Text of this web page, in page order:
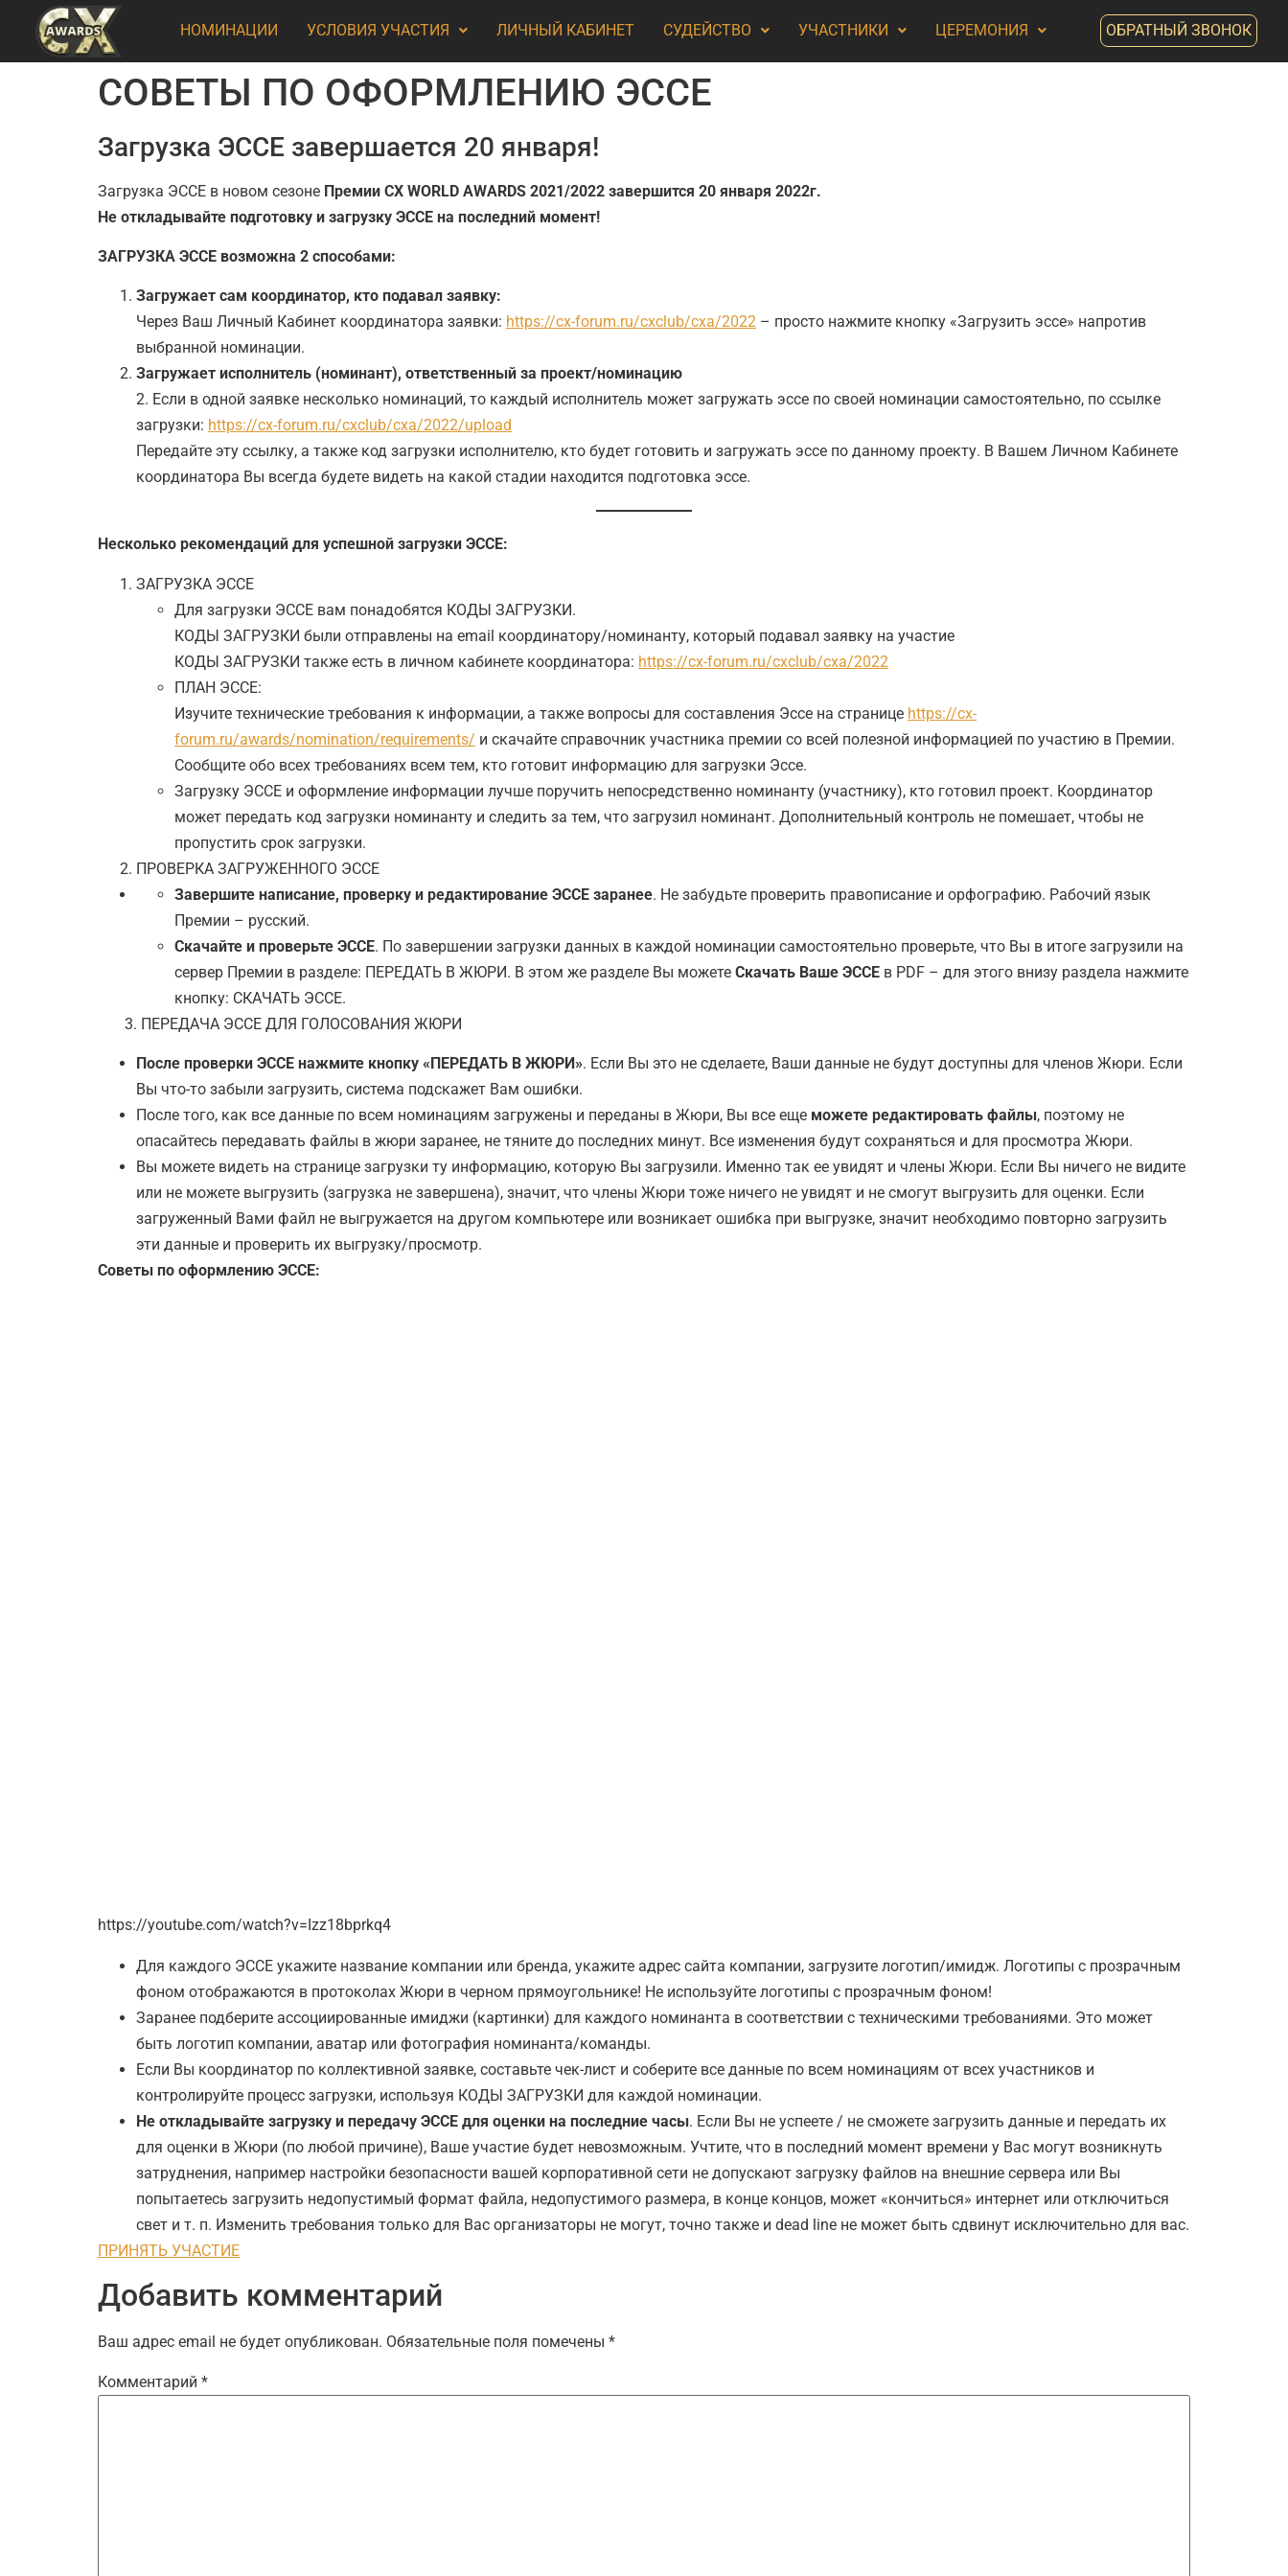
НОМИНАЦИИ УСЛОВИЯ УЧАСТИЯ ЛИЧНЫЙ КАБИНЕТ СУДЕЙСТВО УЧАСТНИКИ ЦЕРЕМОНИЯ ОБРАТНЫЙ ЗВОНОК
СОВЕТЫ ПО ОФОРМЛЕНИЮ ЭССЕ
Загрузка ЭССЕ завершается 20 января!
Загрузка ЭССЕ в новом сезоне Премии CX WORLD AWARDS 2021/2022 завершится 20 января 2022г.
Не откладывайте подготовку и загрузку ЭССЕ на последний момент!
ЗАГРУЗКА ЭССЕ возможна 2 способами:
Загружает сам координатор, кто подавал заявку:
Через Ваш Личный Кабинет координатора заявки: https://cx-forum.ru/cxclub/cxa/2022 – просто нажмите кнопку «Загрузить эссе» напротив
выбранной номинации.
Загружает исполнитель (номинант), ответственный за проект/номинацию
2. Если в одной заявке несколько номинаций, то каждый исполнитель может загружать эссе по своей номинации самостоятельно, по ссылке
загрузки: https://cx-forum.ru/cxclub/cxa/2022/upload
Передайте эту ссылку, а также код загрузки исполнителю, кто будет готовить и загружать эссе по данному проекту. В Вашем Личном Кабинете
координатора Вы всегда будете видеть на какой стадии находится подготовка эссе.
Несколько рекомендаций для успешной загрузки ЭССЕ:
ЗАГРУЗКА ЭССЕ
Для загрузки ЭССЕ вам понадобятся КОДЫ ЗАГРУЗКИ.
КОДЫ ЗАГРУЗКИ были отправлены на email координатору/номинанту, который подавал заявку на участие
КОДЫ ЗАГРУЗКИ также есть в личном кабинете координатора: https://cx-forum.ru/cxclub/cxa/2022
ПЛАН ЭССЕ:
Изучите технические требования к информации, а также вопросы для составления Эссе на странице https://cx-
forum.ru/awards/nomination/requirements/ и скачайте справочник участника премии со всей полезной информацией по участию в Премии.
Сообщите обо всех требованиях всем тем, кто готовит информацию для загрузки Эссе.
Загрузку ЭССЕ и оформление информации лучше поручить непосредственно номинанту (участнику), кто готовил проект. Координатор
может передать код загрузки номинанту и следить за тем, что загрузил номинант. Дополнительный контроль не помешает, чтобы не
пропустить срок загрузки.
ПРОВЕРКА ЗАГРУЖЕННОГО ЭССЕ
Завершите написание, проверку и редактирование ЭССЕ заранее. Не забудьте проверить правописание и орфографию. Рабочий язык
Премии – русский.
Скачайте и проверьте ЭССЕ. По завершении загрузки данных в каждой номинации самостоятельно проверьте, что Вы в итоге загрузили на
сервер Премии в разделе: ПЕРЕДАТЬ В ЖЮРИ. В этом же разделе Вы можете Скачать Ваше ЭССЕ в PDF – для этого внизу раздела нажмите
кнопку: СКАЧАТЬ ЭССЕ.
3. ПЕРЕДАЧА ЭССЕ ДЛЯ ГОЛОСОВАНИЯ ЖЮРИ
После проверки ЭССЕ нажмите кнопку «ПЕРЕДАТЬ В ЖЮРИ». Если Вы это не сделаете, Ваши данные не будут доступны для членов Жюри. Если
Вы что-то забыли загрузить, система подскажет Вам ошибки.
После того, как все данные по всем номинациям загружены и переданы в Жюри, Вы все еще можете редактировать файлы, поэтому не
опасайтесь передавать файлы в жюри заранее, не тяните до последних минут. Все изменения будут сохраняться и для просмотра Жюри.
Вы можете видеть на странице загрузки ту информацию, которую Вы загрузили. Именно так ее увидят и члены Жюри. Если Вы ничего не видите
или не можете выгрузить (загрузка не завершена), значит, что члены Жюри тоже ничего не увидят и не смогут выгрузить для оценки. Если
загруженный Вами файл не выгружается на другом компьютере или возникает ошибка при выгрузке, значит необходимо повторно загрузить
эти данные и проверить их выгрузку/просмотр.
Советы по оформлению ЭССЕ:
https://youtube.com/watch?v=Izz18bprkq4
Для каждого ЭССЕ укажите название компании или бренда, укажите адрес сайта компании, загрузите логотип/имидж. Логотипы с прозрачным
фоном отображаются в протоколах Жюри в черном прямоугольнике! Не используйте логотипы с прозрачным фоном!
Заранее подберите ассоциированные имиджи (картинки) для каждого номинанта в соответствии с техническими требованиями. Это может
быть логотип компании, аватар или фотография номинанта/команды.
Если Вы координатор по коллективной заявке, составьте чек-лист и соберите все данные по всем номинациям от всех участников и
контролируйте процесс загрузки, используя КОДЫ ЗАГРУЗКИ для каждой номинации.
Не откладывайте загрузку и передачу ЭССЕ для оценки на последние часы. Если Вы не успеете / не сможете загрузить данные и передать их
для оценки в Жюри (по любой причине), Ваше участие будет невозможным. Учтите, что в последний момент времени у Вас могут возникнуть
затруднения, например настройки безопасности вашей корпоративной сети не допускают загрузку файлов на внешние сервера или Вы
попытаетесь загрузить недопустимый формат файла, недопустимого размера, в конце концов, может «кончиться» интернет или отключиться
свет и т. п. Изменить требования только для Вас организаторы не могут, точно также и dead line не может быть сдвинут исключительно для вас.
ПРИНЯТЬ УЧАСТИЕ
Добавить комментарий
Ваш адрес email не будет опубликован. Обязательные поля помечены *
Комментарий *